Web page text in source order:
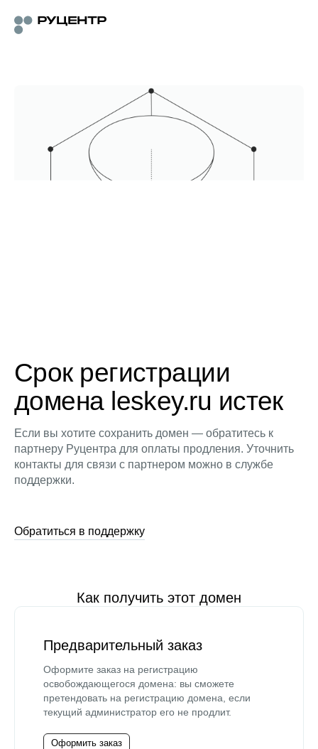
Срок регистрации
домена leskey.ru истек
Если вы хотите сохранить домен — обратитесь к
партнеру Руцентра для оплаты продления. Уточнить
контакты для связи с партнером можно в службе
поддержки.
Обратиться в поддержку
Как получить этот домен
Предварительный заказ
Оформите заказ на регистрацию
освобождающегося домена: вы сможете
претендовать на регистрацию домена, если
текущий администратор его не продлит.
Оформить заказ